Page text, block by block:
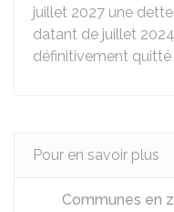
juillet 2027 une
datant de juillet
définitivement
Pour en savoir plus
Communes en